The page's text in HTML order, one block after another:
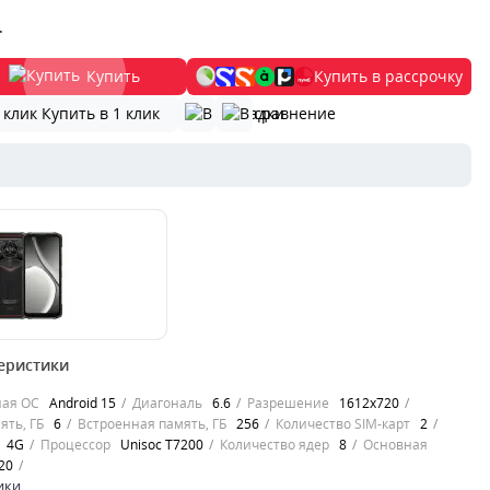
Купить
Купить в рассрочку
Купить в 1 клик
Blade 20 Pro 6/256
– универсальный
современных
ОС Android 15 Диагональ 6.6 Разрешение
1612x720
ГБ 6 Встроенная память, ГБ 256 Количество SIM-карт 2
4G Процессор Unisoc T7200 Количество ядер 8
Основная